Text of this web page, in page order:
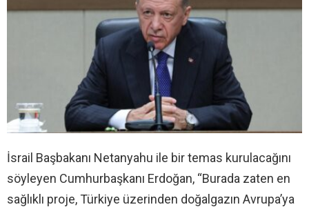
İsrail Başbakanı Netanyahu ile bir temas kurulacağını
söyleyen Cumhurbaşkanı Erdoğan, “Burada zaten en
sağlıklı proje, Türkiye üzerinden doğalgazın Avrupa’ya